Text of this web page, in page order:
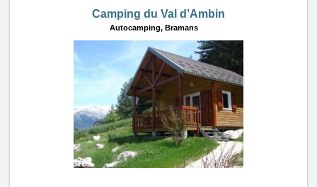
Camping du Val d’Ambin
Autocamping, Bramans